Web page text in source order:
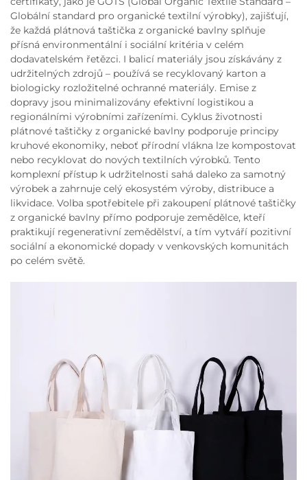
Globální standard pro organické textilní výrobky), zajišťují,
že každá plátnová taštička z organické bavlny splňuje
přísná environmentální i sociální kritéria v celém
dodavatelském řetězci. I balicí materiály jsou získávány z
udržitelných zdrojů – používá se recyklovaný karton a
biologicky rozložitelné ochranné materiály. Emise z
dopravy jsou minimalizovány efektivní logistikou a
regionálními výrobními zařízeními. Cyklus životnosti
plátnové taštičky z organické bavlny podporuje principy
kruhové ekonomiky, neboť přírodní vlákna lze kompostovat
nebo recyklovat do nových textilních výrobků. Tento
komplexní přístup k udržitelnosti sahá daleko za samotný
výrobek a zahrnuje celý ekosystém výroby, distribuce a
likvidace. Volba spotřebitele při zakoupení plátnové taštičky
z organické bavlny přímo podporuje zemědělce, kteří
praktikují regenerativní zemědělství, a tím vytváří pozitivní
sociální a ekonomické dopady v venkovských komunitách
po celém světě.